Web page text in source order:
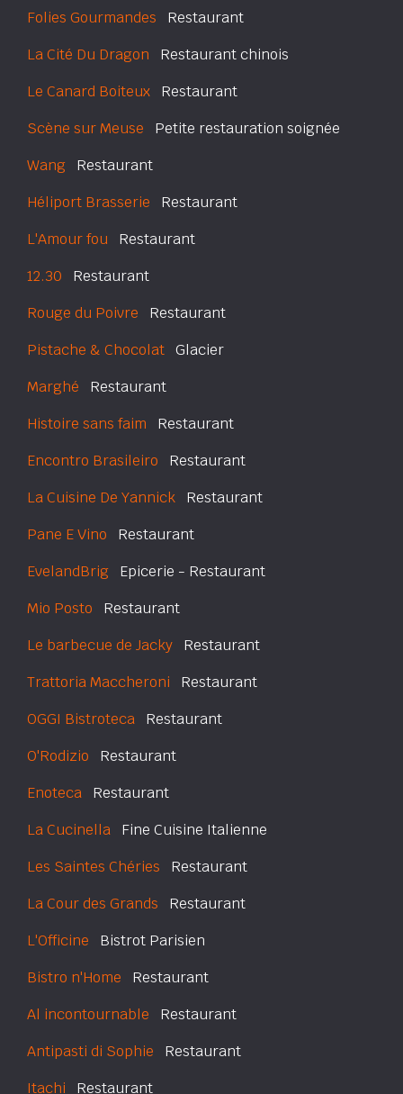
Folies Gourmandes Restaurant
La Cité Du Dragon Restaurant chinois
Le Canard Boiteux Restaurant
Scène sur Meuse Petite restauration soignée
Wang Restaurant
Héliport Brasserie Restaurant
L'Amour fou Restaurant
12.30 Restaurant
Rouge du Poivre Restaurant
Pistache & Chocolat Glacier
Marghé Restaurant
Histoire sans faim Restaurant
Encontro Brasileiro Restaurant
La Cuisine De Yannick Restaurant
Pane E Vino Restaurant
EvelandBrig Epicerie - Restaurant
Mio Posto Restaurant
Le barbecue de Jacky Restaurant
Trattoria Maccheroni Restaurant
OGGI Bistroteca Restaurant
O'Rodizio Restaurant
Enoteca Restaurant
La Cucinella Fine Cuisine Italienne
Les Saintes Chéries Restaurant
La Cour des Grands Restaurant
L'Officine Bistrot Parisien
Bistro n'Home Restaurant
Al incontournable Restaurant
Antipasti di Sophie Restaurant
Itachi Restaurant